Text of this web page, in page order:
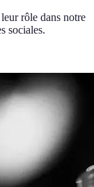
rôle dans notre
sociales.